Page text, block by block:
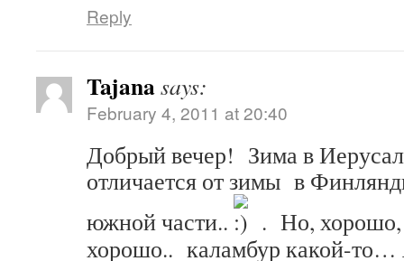
Reply
Tajanasays:
February 4, 2011 at 20:40
Добрый вечер! Зима в
отличается от зимы в
южной части..
. Но, хорошо,
хорошо.. каламбур какой-то…